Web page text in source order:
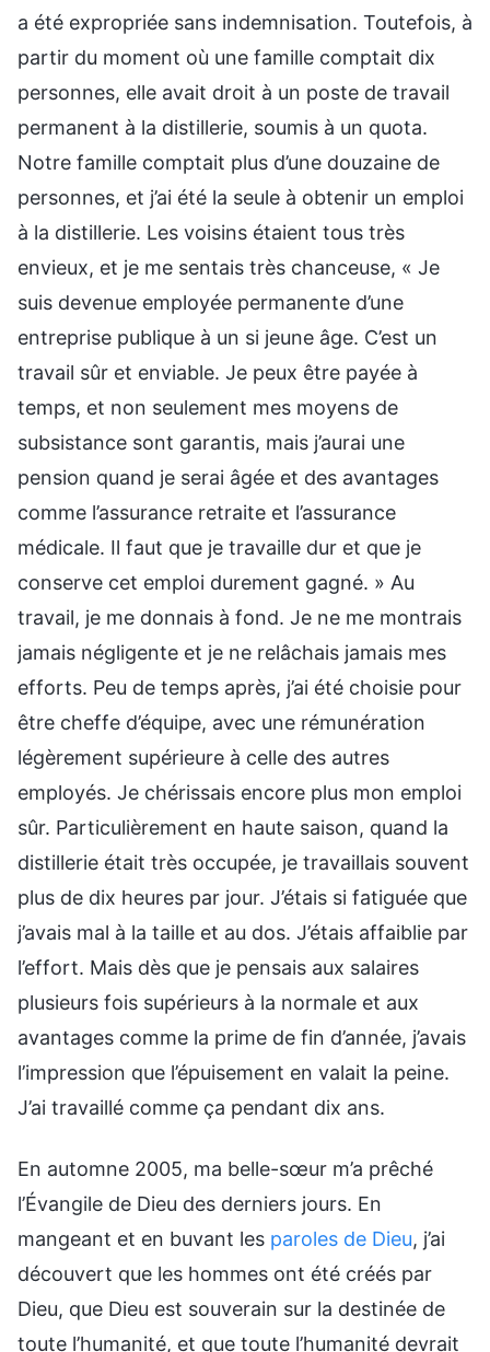
a été expropriée sans indemnisation. Toutefois, à
partir du moment où une famille comptait dix
personnes, elle avait droit à un poste de travail
permanent à la distillerie, soumis à un quota.
Notre famille comptait plus d’une douzaine de
personnes, et j’ai été la seule à obtenir un emploi
à la distillerie. Les voisins étaient tous très
envieux, et je me sentais très chanceuse, « Je
suis devenue employée permanente d’une
entreprise publique à un si jeune âge. C’est un
travail sûr et enviable. Je peux être payée à
temps, et non seulement mes moyens de
subsistance sont garantis, mais j’aurai une
pension quand je serai âgée et des avantages
comme l’assurance retraite et l’assurance
médicale. Il faut que je travaille dur et que je
conserve cet emploi durement gagné. » Au
travail, je me donnais à fond. Je ne me montrais
jamais négligente et je ne relâchais jamais mes
efforts. Peu de temps après, j’ai été choisie pour
être cheffe d’équipe, avec une rémunération
légèrement supérieure à celle des autres
employés. Je chérissais encore plus mon emploi
sûr. Particulièrement en haute saison, quand la
distillerie était très occupée, je travaillais souvent
plus de dix heures par jour. J’étais si fatiguée que
j’avais mal à la taille et au dos. J’étais affaiblie par
l’effort. Mais dès que je pensais aux salaires
plusieurs fois supérieurs à la normale et aux
avantages comme la prime de fin d’année, j’avais
l’impression que l’épuisement en valait la peine.
J’ai travaillé comme ça pendant dix ans.
En automne 2005, ma belle-sœur m’a prêché
l’Évangile de Dieu des derniers jours. En
mangeant et en buvant les paroles de Dieu, j’ai
découvert que les hommes ont été créés par
Dieu, que Dieu est souverain sur la destinée de
toute l’humanité, et que toute l’humanité devrait